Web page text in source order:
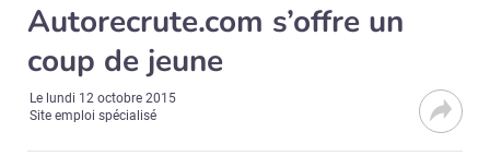
Autorecrute.com s’offre un
coup de jeune
Le lundi 12 octobre 2015
Site emploi spécialisé